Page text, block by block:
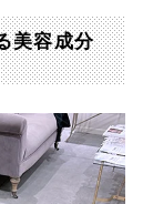
美容成分